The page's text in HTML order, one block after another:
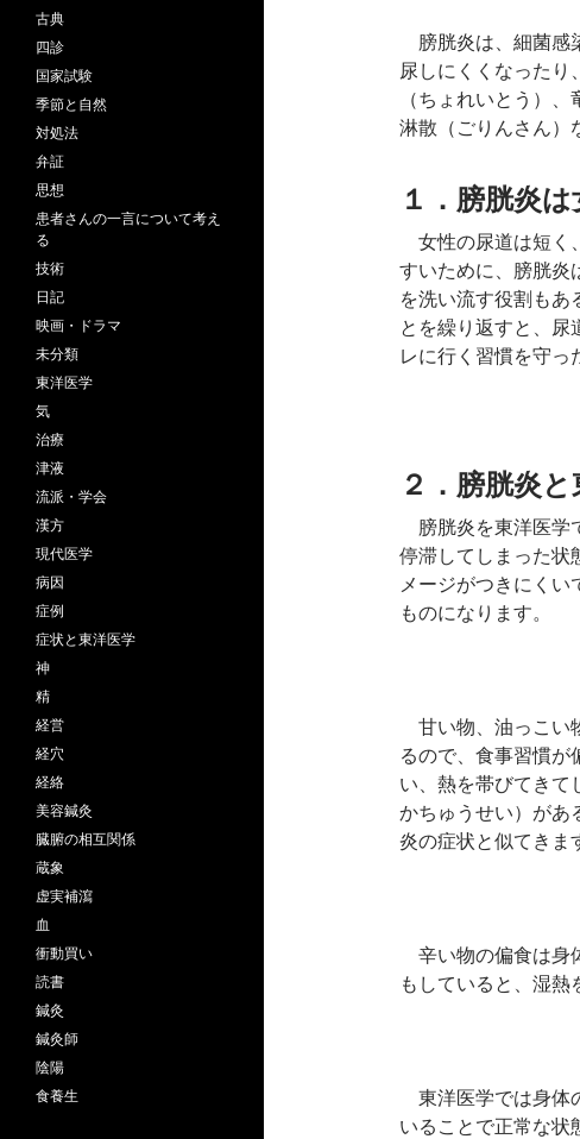
膀胱炎は、細菌感
尿しにくくなったり
（ちょれいとう）
淋散（ごりんさん）
１．膀胱炎
女性の尿道は短く
すいために、膀胱炎
を洗い流す役割もあ
とを繰り返すと、尿
レに行く習慣を守っ
２．膀胱炎
膀胱炎を東洋医学
停滞してしまった状
メージがつきにく
ものになります。
甘い物、油っこい
るので、食事習慣が
い、熱を帯びてきて
かちゅうせい）があ
炎の症状と似てきま
辛い物の偏食は身
もしていると、湿熱
東洋医学では身体
いることで正常な状
古典
四診
国家試験
季節と自然
対処法
弁証
思想
患者さんの一言について考え
る
技術
日記
映画・ドラマ
未分類
東洋医学
気
治療
津液
流派・学会
漢方
現代医学
病因
症例
症状と東洋医学
神
精
経営
経穴
経絡
美容鍼灸
臓腑の相互関係
蔵象
虚実補瀉
血
衝動買い
読書
鍼灸
鍼灸師
陰陽
食養生